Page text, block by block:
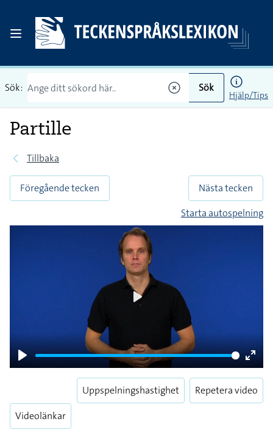
Sök: Sök
Hjälp/Tips
Partille
Tillbaka
Föregående tecken
Nästa tecken
Starta autospelning
Play
Enter
Videolänkar
Uppspelningshastighet Repetera video